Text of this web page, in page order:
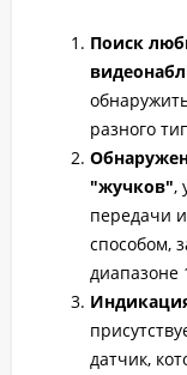
Поиск
разного
"жучков",
передачи
способом,
диапазоне
датчик,